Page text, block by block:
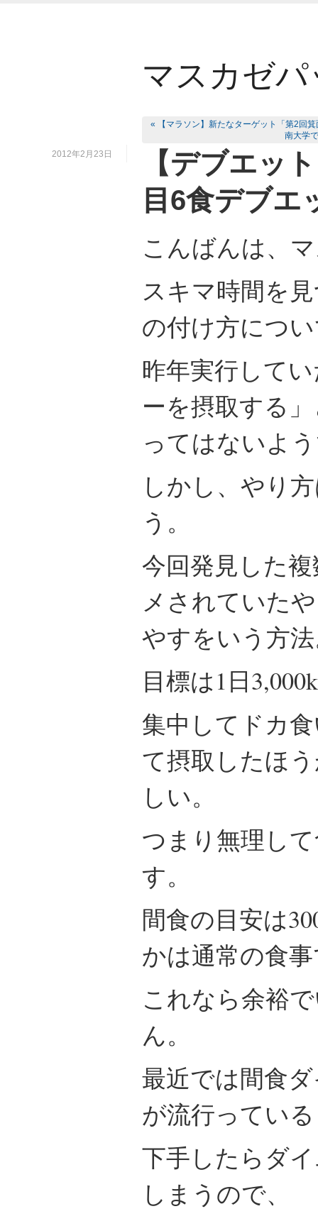
マスカゼ
« 【マラソン】新たなターゲット「第2回
南大学
2012年2月23日
【デブエッ
目6食デブエ
こんばんは、
スキマ時間を
の付け方につ
昨年実行して
ーを摂取する
ってはないよ
しかし、やり
う。
今回発見した
メされていた
やすをいう方
目標は1日
集中してドカ
て摂取したほ
しい。
つまり無理し
す。
間食の目安は
かは通常の食
これなら余裕
ん。
最近では間食
が流行ってい
下手したらダ
しまうので、